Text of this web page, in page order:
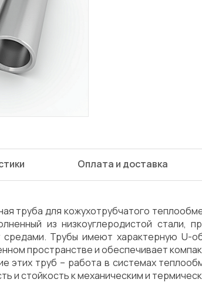
Оплата и доставка
труба для кожухотрубчатого
из низкоуглеродистой стали,
Трубы имеют характерную U-
пространстве и обеспечивает
этих труб – работа в системах
и стойкость к механическим и